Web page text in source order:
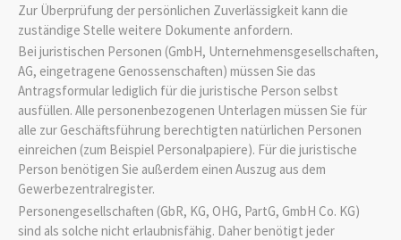
Zur Überprüfung der persönlichen Zuverlässigkeit kann die
zuständige Stelle weitere Dokumente anfordern.
Bei juristischen Personen (GmbH, Unternehmensgesellschaften,
AG, eingetragene Genossenschaften) müssen Sie das
Antragsformular lediglich für die juristische Person selbst
ausfüllen. Alle personenbezogenen Unterlagen müssen Sie für
alle zur Geschäftsführung berechtigten natürlichen Personen
einreichen (zum Beispiel Personalpapiere). Für die juristische
Person benötigen Sie außerdem einen Auszug aus dem
Gewerbezentralregister.
Personengesellschaften (GbR, KG, OHG, PartG, GmbH Co. KG)
sind als solche nicht erlaubnisfähig. Daher benötigt jeder